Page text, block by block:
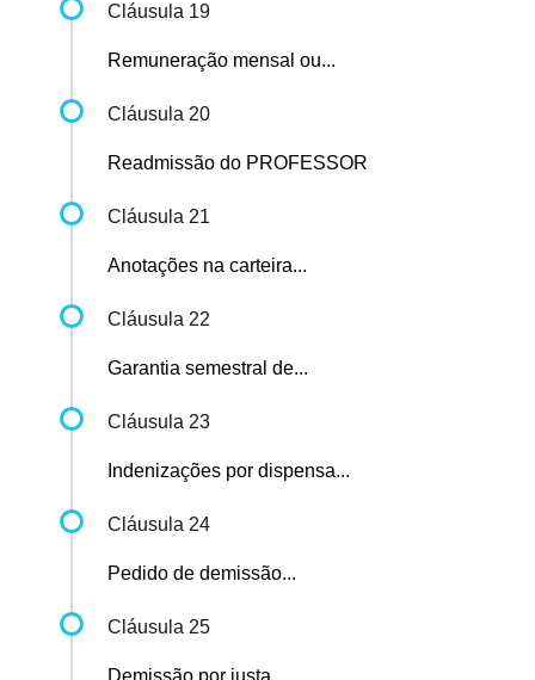
Cláusula 19
Remuneração mensal ou...
Cláusula 20
Readmissão do PROFESSOR
Cláusula 21
Anotações na carteira...
Cláusula 22
Garantia semestral de...
Cláusula 23
Indenizações por dispensa...
Cláusula 24
Pedido de demissão...
Cláusula 25